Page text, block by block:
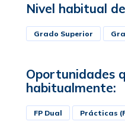
Nivel habitual
Grado Superior
Oportunidades
habitualmente:
FP Dual Prácticas